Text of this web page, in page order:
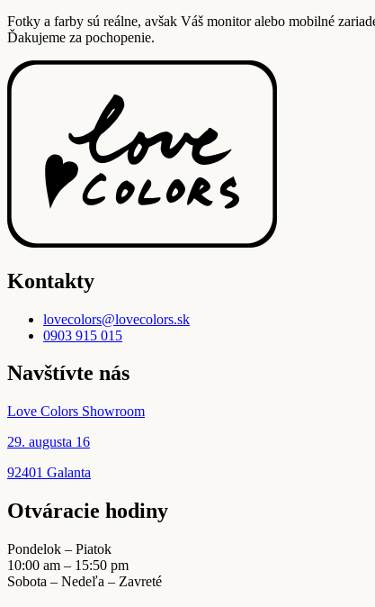
Fotky a farby sú reálne, avšak Váš monitor alebo mobilné
Ďakujeme za pochopenie.
Kontakty
lovecolors@lovecolors.sk
0903 915 015
Navštívte nás
Love Colors Showroom
29. augusta 16
92401 Galanta
Otváracie hodiny
Pondelok – Piatok
10:00 am – 15:50 pm
Sobota – Nedeľa – Zavreté